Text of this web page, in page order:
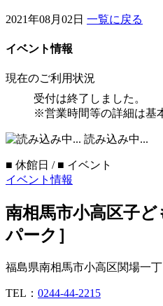
2021年08月02日 一覧に戻る
イベント情報
現在のご利用状況
受付は終了しました。
※営業時間等の詳細は基
読み込み中...
■ 休館日 / ■ イベント
イベント情報
南相馬市小高区子
パーク］
福島県南相馬市小高区関場一
TEL： 0244-44-2215